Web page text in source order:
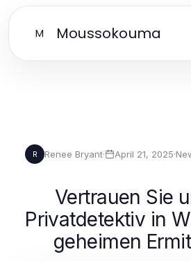
M Moussokouma
R Renee Bryant· April 21, 2025·
Vertrauen Sie
Privatdetektiv in
geheimen